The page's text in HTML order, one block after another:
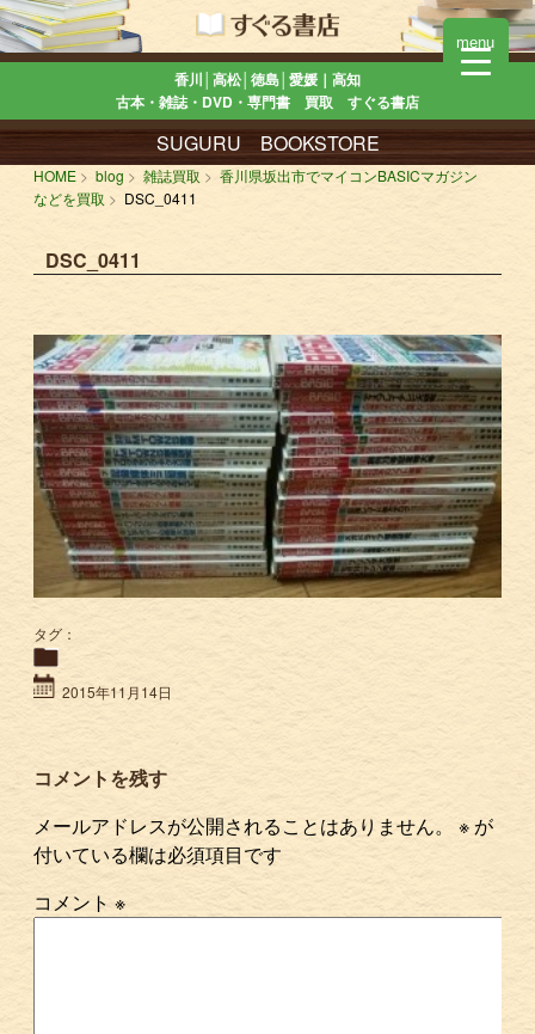
香川│高松│徳島│愛媛｜高知
古本・雑誌・DVD・専門書 買取 すぐる書店
SUGURU BOOKSTORE
HOME blog 雑誌買取
香川県坂出市でマイコンBASICマガジン
などを買取
DSC_0411
DSC_0411
タグ：
2015年11月14日
コメントを残す
メールアドレスが公開されることはありません。
※が
付いている欄は必須項目です
コメント※
menu